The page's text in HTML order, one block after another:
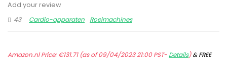
Add your review
43
Cardio-apparaten Roeimachines
Amazon.nl Price:€131.71(as of 09/04/2023 21:00 PST- Details)&FREE